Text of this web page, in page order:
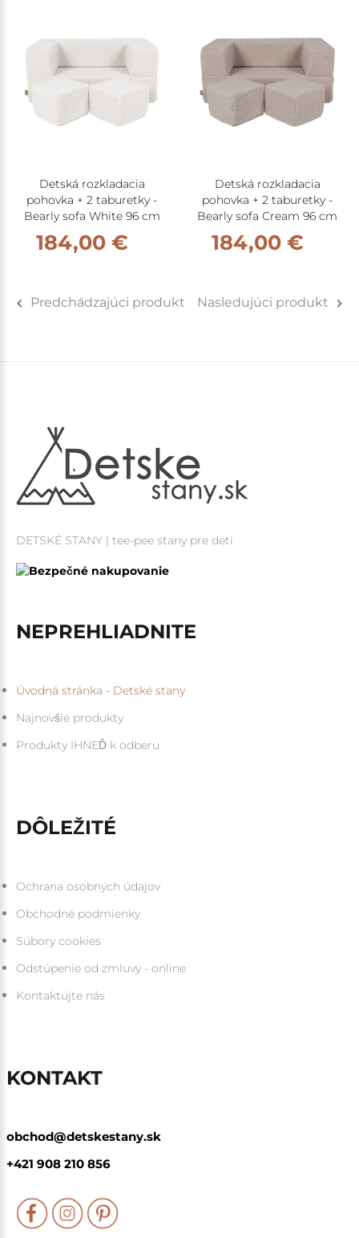
Detská rozkladacia
pohovka + 2 taburetky -
Bearly sofa White 96 cm
184,00 €
Detská rozkladacia
pohovka + 2 taburetky -
Bearly sofa Cream 96 cm
184,00 €
Predchádzajúci produkt Nasledujúci produkt
DETSKÉ STANY | tee-pee stany pre deti
NEPREHLIADNITE
Úvodná stránka - Detské stany
Najnovšie produkty
Produkty IHNEĎ k odberu
DÔLEŽITÉ
Ochrana osobných údajov
Obchodné podmienky
Súbory cookies
Odstúpenie od zmluvy - online
Kontaktujte nás
KONTAKT
obchod@detskestany.sk
+421 908 210 856